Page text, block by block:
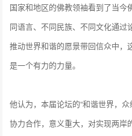
国家和地区的佛教领袖看到了当
同语言、不同民族、不同文化通
推动世界和谐的愿景带回信众中，
是一个有力的力量。
他认为，本届论坛的“和谐世界，
协力合作，意义重大，对实现两岸